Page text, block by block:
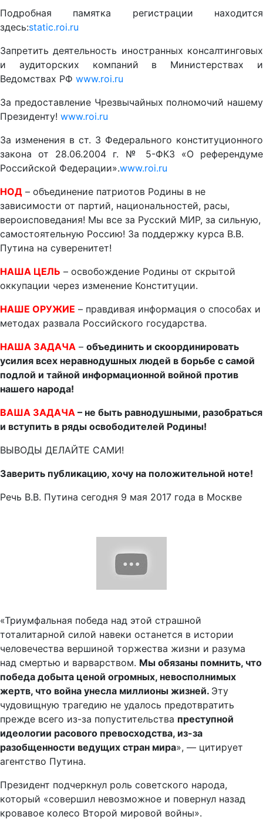
Подробная памятка регистрации находится
здесь:static.roi.ru
Запретить деятельность иностранных консалтинговых
и аудиторских компаний в Министерствах и
Ведомствах РФ www.roi.ru
За предоставление Чрезвычайных полномочий нашему
Президенту! www.roi.ru
За изменения в ст. 3 Федерального конституционного
закона от 28.06.2004 г. № 5-ФКЗ «О референдуме
Российской Федерации».www.roi.ru
НОД – объединение патриотов Родины в не
зависимости от партий, национальностей, расы,
вероисповедания! Мы все за Русский МИР, за сильную,
самостоятельную Россию! За поддержку курса В.В.
Путина на суверенитет!
НАША ЦЕЛЬ – освобождение Родины от скрытой
оккупации через изменение Конституции.
НАШЕ ОРУЖИЕ – правдивая информация о способах и
методах развала Российского государства.
НАША ЗАДАЧА – объединить и скоординировать
усилия всех неравнодушных людей в борьбе с самой
подлой и тайной информационной войной против
нашего народа!
ВАША ЗАДАЧА – не быть равнодушными, разобраться
и вступить в ряды освободителей Родины!
ВЫВОДЫ ДЕЛАЙТЕ САМИ!
Заверить публикацию, хочу на положительной ноте!
Речь В.В. Путина сегодня 9 мая 2017 года в Москве
«Триумфальная победа над этой страшной
тоталитарной силой навеки останется в истории
человечества вершиной торжества жизни и разума
над смертью и варварством. Мы обязаны помнить, что
победа добыта ценой огромных, невосполнимых
жертв, что война унесла миллионы жизней. Эту
чудовищную трагедию не удалось предотвратить
прежде всего из-за попустительства преступной
идеологии расового превосходства, из-за
разобщенности ведущих стран мира», — цитирует
агентство Путина.
Президент подчеркнул роль советского народа,
который «совершил невозможное и повернул назад
кровавое колесо Второй мировой войны».